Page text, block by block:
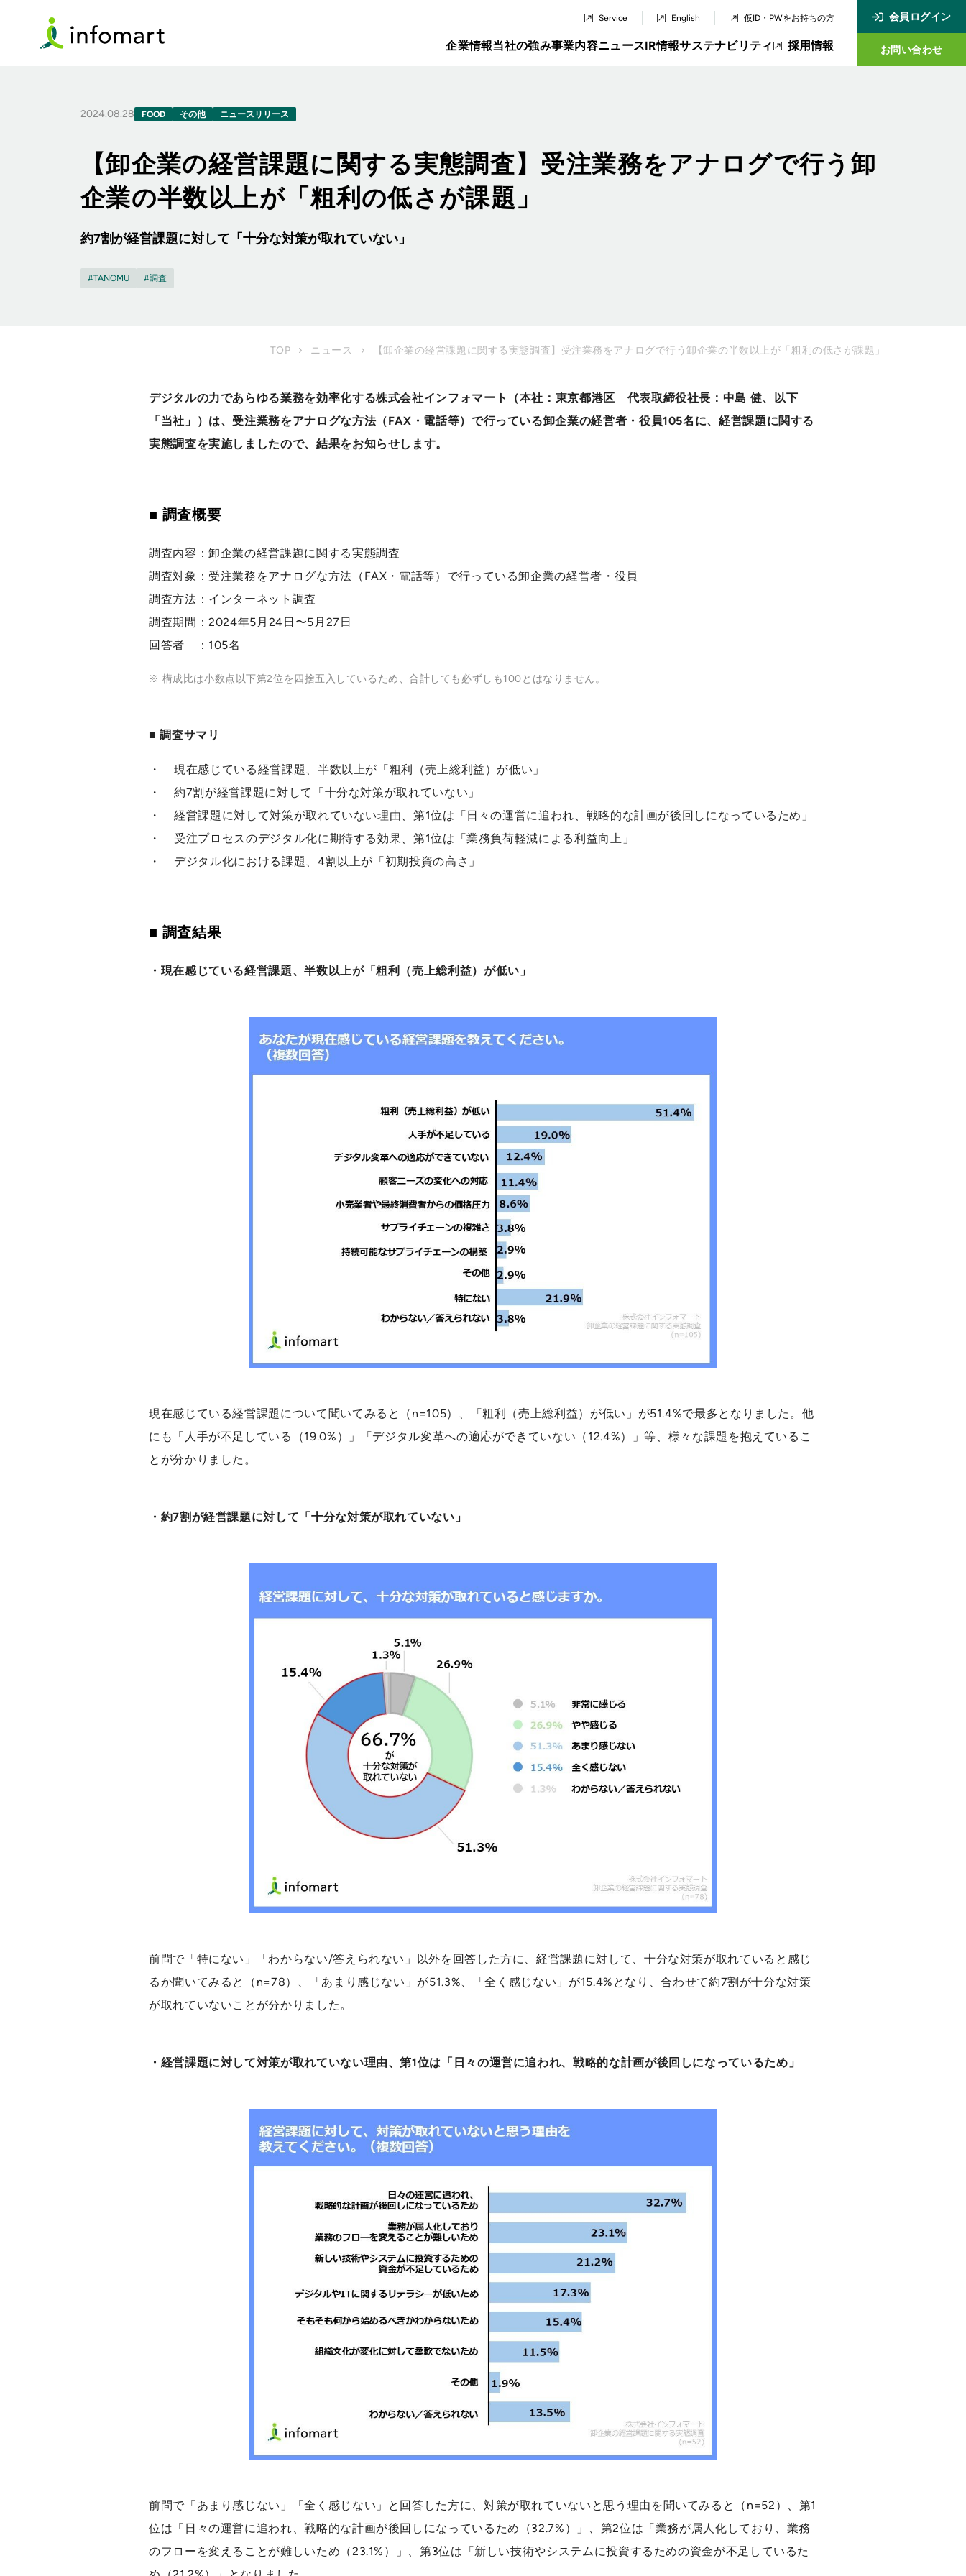
Service English 仮ID・PWをお持ちの方
企業情報当社の強み事業内容ニュースIR情報サステナビリティ 採用情報
会員ログイン
お問い合わせ
2024.08.28 FOOD その他 ニュースリリース
【卸企業の経営課題に関する実態調査】受注業務をアナログで行う卸
企業の半数以上が「粗利の低さが課題」
約7割が経営課題に対して「十分な対策が取れていない」
TANOMU 調査
TOP ニュース 【卸企業の経営課題に関する実態調査】受注業務をアナログで行う卸企業の半数以上が「粗利の低さが課題」
デジタルの力であらゆる業務を効率化する株式会社インフォマート（本社：東京都港区 代表取締役社長：中島 健、以下
「当社」）は、受注業務をアナログな方法（FAX・電話等）で行っている卸企業の経営者・役員105名に、経営課題に関する
実態調査を実施しましたので、結果をお知らせします。
■ 調査概要
調査内容：卸企業の経営課題に関する実態調査
調査対象：受注業務をアナログな方法（FAX・電話等）で行っている卸企業の経営者・役員
調査方法：インターネット調査
調査期間：2024年5月24日〜5月27日
回答者 ：105名
※ 構成比は小数点以下第2位を四捨五入しているため、合計しても必ずしも100とはなりません。
■ 調査サマリ
・ 現在感じている経営課題、半数以上が「粗利（売上総利益）が低い」
・ 約7割が経営課題に対して「十分な対策が取れていない」
・ 経営課題に対して対策が取れていない理由、第1位は「日々の運営に追われ、戦略的な計画が後回しになっているため」
・ 受注プロセスのデジタル化に期待する効果、第1位は「業務負荷軽減による利益向上」
・ デジタル化における課題、4割以上が「初期投資の高さ」
■ 調査結果
・現在感じている経営課題、半数以上が「粗利（売上総利益）が低い」
現在感じている経営課題について聞いてみると（n=105）、「粗利（売上総利益）が低い」が51.4%で最多となりました。他
にも「人手が不足している（19.0%）」「デジタル変革への適応ができていない（12.4%）」等、様々な課題を抱えているこ
とが分かりました。
・約7割が経営課題に対して「十分な対策が取れていない」
前問で「特にない」「わからない/答えられない」以外を回答した方に、経営課題に対して、十分な対策が取れていると感じ
るか聞いてみると（n=78）、「あまり感じない」が51.3%、「全く感じない」が15.4%となり、合わせて約7割が十分な対策
が取れていないことが分かりました。
・経営課題に対して対策が取れていない理由、第1位は「日々の運営に追われ、戦略的な計画が後回しになっているため」
前問で「あまり感じない」「全く感じない」と回答した方に、対策が取れていないと思う理由を聞いてみると（n=52）、第1
位は「日々の運営に追われ、戦略的な計画が後回しになっているため（32.7%）」、第2位は「業務が属人化しており、業務
のフローを変えることが難しいため（23.1%）」、第3位は「新しい技術やシステムに投資するための資金が不足しているた